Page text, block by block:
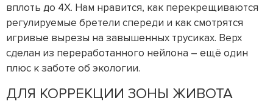
вплоть до 4X. Нам нравится, как перекрещиваются
регулируемые бретели спереди и как смотрятся
игривые вырезы на завышенных трусиках. Верх
сделан из переработанного нейлона – ещё один
плюс к заботе об экологии.
ДЛЯ КОРРЕКЦИИ ЗОНЫ ЖИВОТА